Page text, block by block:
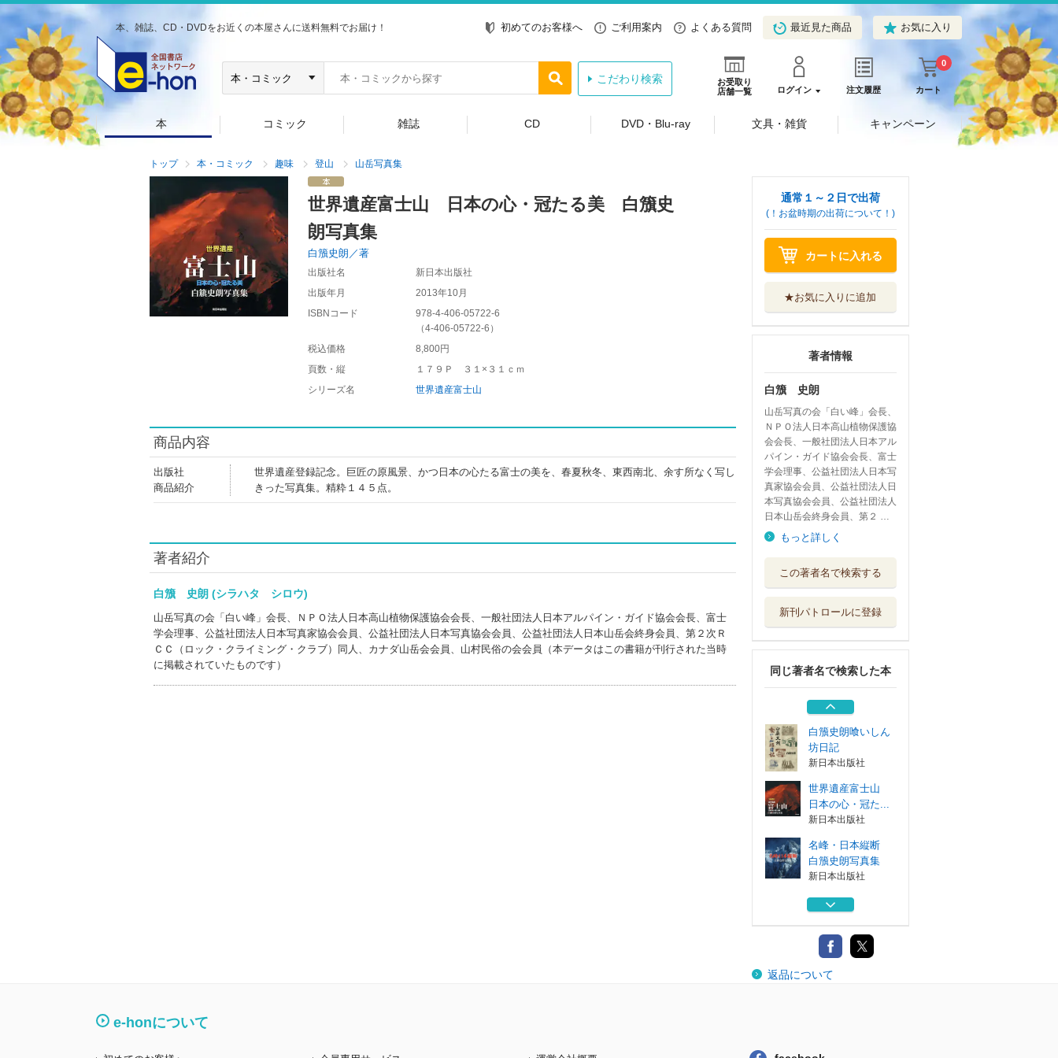
本、雑誌、CD・DVDをお近くの本屋さんに送料無料でお届け！ 初めてのお客様へ ご利用案内 よくある質問 最近見た商品 お気に入り
お受取り
店舗一覧
ログイン 注文履歴 カート
0
こだわり検索
本 コミック 雑誌 CD DVD・Blu-ray 文具・雑貨 キャンペーン
トップ 本・コミック 趣味 登山 山岳写真集
世界遺産富士山 日本の心・冠たる美 白籏史
朗写真集
白籏史朗／著
出版社名
新日本出版社
出版年月
2013年10月
ISBNコード
978-4-406-05722-6
（4-406-05722-6 ）
税込価格
8,800円
頁数・縦
１７９Ｐ ３１×３１ｃｍ
シリーズ名
世界遺産富士山
商品内容
出版社
商品紹介
世界遺産登録記念。巨匠の原風景、かつ日本の心たる富士の美を、春夏秋冬、東西南北、余す所なく写し
きった写真集。精粋１４５点。
著者紹介
白籏 史朗 (シラハタ シロウ)
山岳写真の会「白い峰」会長、ＮＰＯ法人日本高山植物保護協会会長、一般社団法人日本アルパイン・ガイド協会会長、富士
学会理事、公益社団法人日本写真家協会会員、公益社団法人日本写真協会会員、公益社団法人日本山岳会終身会員、第２次Ｒ
ＣＣ（ロック・クライミング・クラブ）同人、カナダ山岳会会員、山村民俗の会会員（本データはこの書籍が刊行された当時
に掲載されていたものです）
通常１～２日で出荷
(！お盆時期の出荷について！)
カートに入れる
★お気に入りに追加
著者情報
白籏 史朗
山岳写真の会「白い峰」会長、
ＮＰＯ法人日本高山植物保護協
会会長、一般社団法人日本アル
パイン・ガイド協会会長、富士
学会理事、公益社団法人日本写
真家協会会員、公益社団法人日
本写真協会会員、公益社団法人
日本山岳会終身会員、第２ …
もっと詳しく
この著者名で検索する
新刊パトロールに登録
同じ著者名で検索した本
白籏史朗写真集
白籏史朗の甲斐山
新日本出版社
白籏史朗魅せられ
し山々
新日本出版社
白籏史朗喰いしん
坊日記
新日本出版社
世界遺産富士山
日本の心・冠た...
新日本出版社
名峰・日本縦断
白籏史朗写真集
新日本出版社
白籏史朗の甲斐山
新日本出版社
白籏史朗魅せられ
し山々
返品について
e-honについて